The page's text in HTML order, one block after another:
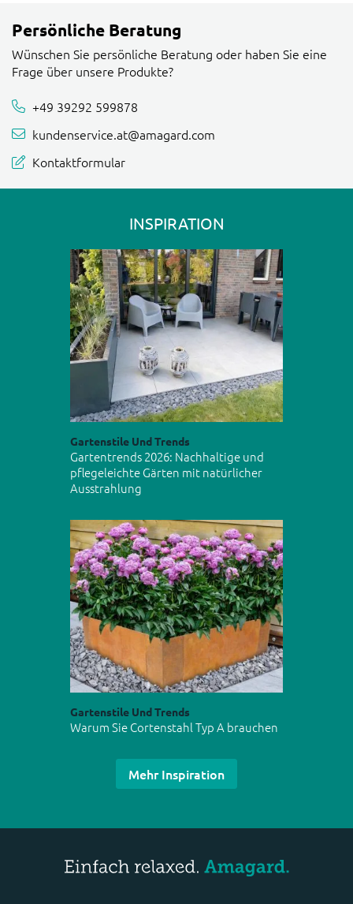
Persönliche Beratung
Wünschen Sie persönliche Beratung oder haben Sie eine
Frage über unsere Produkte?
+49 39292 599878
kundenservice.at@amagard.com
Kontaktformular
INSPIRATION
Gartenstile Und Trends
Gartentrends 2026: Nachhaltige und
pflegeleichte Gärten mit natürlicher
Ausstrahlung
Gartenstile Und Trends
Warum Sie Cortenstahl Typ A brauchen
Mehr Inspiration